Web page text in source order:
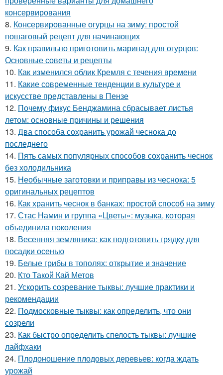
консервирования
8. Консервированные огурцы на зиму: простой
пошаговый рецепт для начинающих
9. Как правильно приготовить маринад для огурцов:
Основные советы и рецепты
10. Как изменился облик Кремля с течения времени
11. Какие современные тенденции в культуре и
искусстве представлены в Пензе
12. Почему фикус Бенджамина сбрасывает листья
летом: основные причины и решения
13. Два способа сохранить урожай чеснока до
последнего
14. Пять самых популярных способов сохранить чеснок
без холодильника
15. Необычные заготовки и приправы из чеснока: 5
оригинальных рецептов
16. Как хранить чеснок в банках: простой способ на зиму
17. Стас Намин и группа «Цветы»: музыка, которая
объединила поколения
18. Весенняя земляника: как подготовить грядку для
посадки осенью
19. Белые грибы в тополях: открытие и значение
20. Кто Такой Кай Метов
21. Ускорить созревание тыквы: лучшие практики и
рекомендации
22. Подмосковные тыквы: как определить, что они
созрели
23. Как быстро определить спелость тыквы: лучшие
лайфхаки
24. Плодоношение плодовых деревьев: когда ждать
урожай